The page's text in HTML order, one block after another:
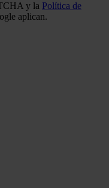
y la Política de
aplican.